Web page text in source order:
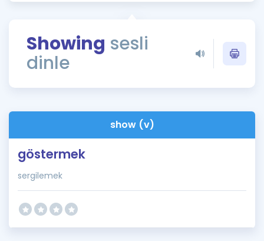
Rehberlik Aracı
ÖSYM Sınav Takvimi
İngilizce Gramer
Showing sesli
dinle
show (v)
göstermek
sergilemek